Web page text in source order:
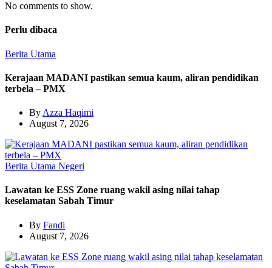
No comments to show.
Perlu dibaca
Berita Utama
Kerajaan MADANI pastikan semua kaum, aliran pendidikan
terbela – PMX
By Azza Haqimi
August 7, 2026
Berita Utama Negeri
Lawatan ke ESS Zone ruang wakil asing nilai tahap
keselamatan Sabah Timur
By Fandi
August 7, 2026